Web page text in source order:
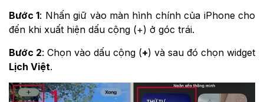
Bước 1: Nhấn giữ vào màn hình chính của iPhone cho
đến khi xuất hiện dấu cộng (+) ở góc trái.
Bước 2: Chọn vào dấu cộng (+) và sau đó chọn widget
Lịch Việt.